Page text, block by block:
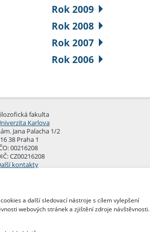
a další sledovací nástroje s cílem vylepšení
webových stránek a zjištění zdroje návštěvnosti.
Rok 2009
Rok 2008
Rok 2007
Rok 2006
fakulta
Karlova
Jana Palacha 1/2
38 Praha 1
00216208
CZ00216208
kontakty